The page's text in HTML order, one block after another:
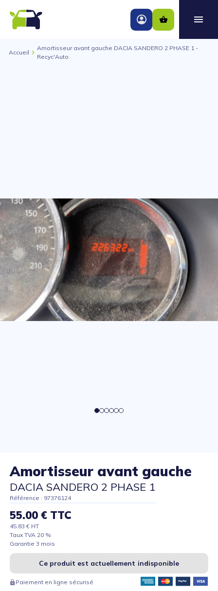
Accueil
Amortisseur avant gauche DACIA SANDERO 2 PHASE 1 -
Recyc'Auto
Amortisseur avant gauche
DACIA SANDERO 2 PHASE 1
Référence : 97376124
55.00 € TTC
45.83 € HT
Taux TVA 20 %
Garantie 3 mois
Ce produit est actuellement indisponible
Paiement en ligne sécurisé